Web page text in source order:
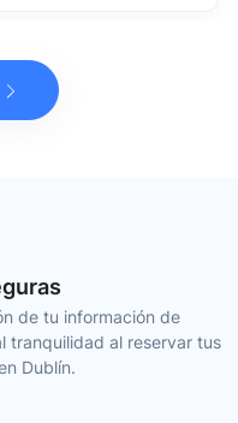
de tu información de
tranquilidad al reservar tus
Dublín.